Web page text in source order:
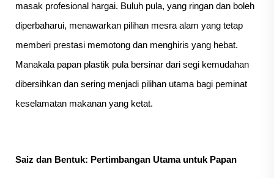
masak profesional hargai. Buluh pula, yang ringan dan boleh
diperbaharui, menawarkan pilihan mesra alam yang tetap
memberi prestasi memotong dan menghiris yang hebat.
Manakala papan plastik pula bersinar dari segi kemudahan
dibersihkan dan sering menjadi pilihan utama bagi peminat
keselamatan makanan yang ketat.
Saiz dan Bentuk: Pertimbangan Utama untuk Papan